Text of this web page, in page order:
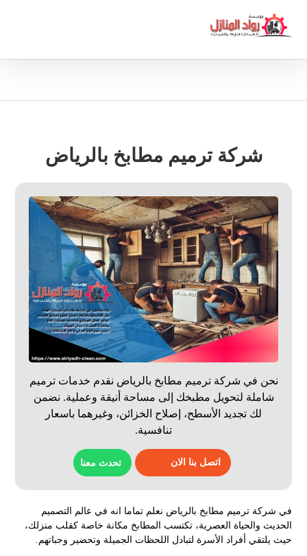
شركة ترميم مطابخ بالرياض
نحن في شركة ترميم مطابخ بالرياض نقدم خدمات ترميم
شاملة لتحويل مطبخك إلى مساحة أنيقة وعملية. نضمن
لك تجديد الأسطح، إصلاح الخزائن، وغيرهما باسعار
تنافسية.
اتصل بنا الان تحدث معنا
في شركة ترميم مطابخ بالرياض نعلم تماما انه في عالم التصميم
الحديث والحياة العصرية، تكتسب المطابخ مكانة خاصة كقلب منزلك،
حيث يلتقي أفراد الأسرة لتبادل اللحظات الجميلة وتحضير وجباتهم.